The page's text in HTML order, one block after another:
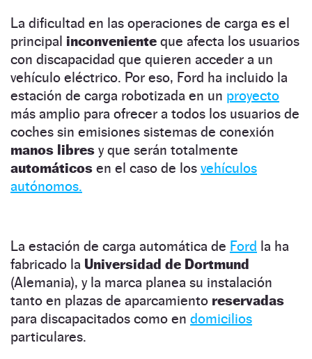
La dificultad en las operaciones de carga es el
principal inconveniente que afecta los usuarios
con discapacidad que quieren acceder a un
vehículo eléctrico. Por eso, Ford ha incluido la
estación de carga robotizada en un proyecto
más amplio para ofrecer a todos los usuarios de
coches sin emisiones sistemas de conexión
manos libres y que serán totalmente
automáticos en el caso de los vehículos
autónomos.
La estación de carga automática de Ford la ha
fabricado la Universidad de Dortmund
(Alemania), y la marca planea su instalación
tanto en plazas de aparcamiento reservadas
para discapacitados como en domicilios
particulares.